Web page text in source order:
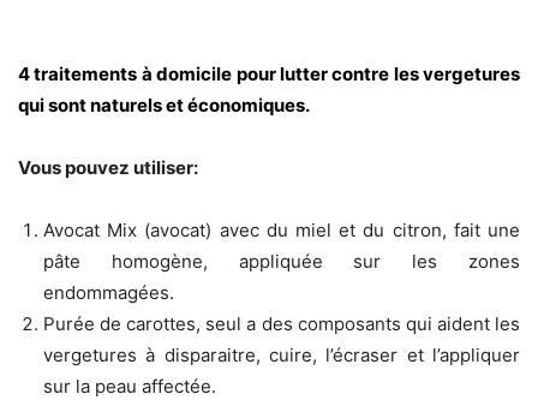
4 traitements à domicile pour lutter contre les vergetures
qui sont naturels et économiques.
Vous pouvez utiliser:
Avocat Mix (avocat) avec du miel et du citron, fait une
pâte homogène, appliquée sur les zones
endommagées.
Purée de carottes, seul a des composants qui aident les
vergetures à disparaitre, cuire, l’écraser et l’appliquer
sur la peau affectée.